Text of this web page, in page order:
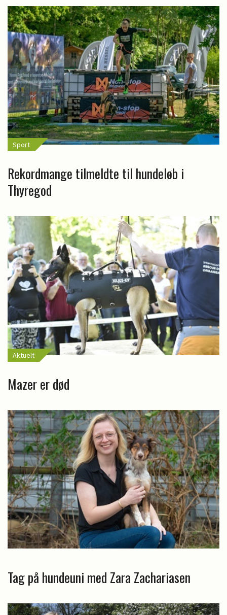
Sport
Rekordmange tilmeldte til hundeløb i
Thyregod
Aktuelt
Mazer er død
Tag på hundeuni med Zara Zachariasen